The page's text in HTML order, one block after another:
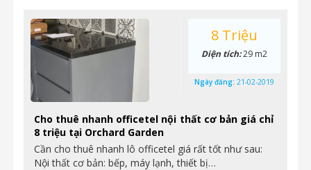
Cho thuê nhanh officetel nội thất cơ bản giá chỉ
8 triệu tại Orchard Garden
Cần cho thuê nhanh lô officetel giá rất tốt như sau:
Nội thất cơ bản: bếp, máy lạnh, thiết bị…
8 Triệu
Diện tích:29 m2
Ngày đăng: 21-02-2019